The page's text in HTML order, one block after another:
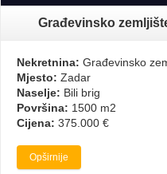
Građevinsko
Nekretnina: Građevinsko
Mjesto: Zadar
Naselje: Bili brig
Površina: 1500 m2
Cijena: 375.000 €
Opširnije